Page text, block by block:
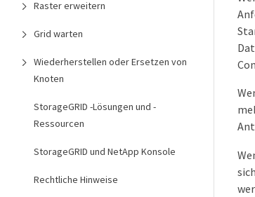
Raster erweitern
Grid warten
Wiederherstellen oder Ersetzen von
Knoten
StorageGRID -Lösungen und -
Ressourcen
StorageGRID und NetApp Konsole
Rechtliche Hinweise